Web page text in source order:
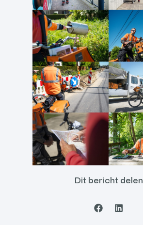
Dit bericht delen